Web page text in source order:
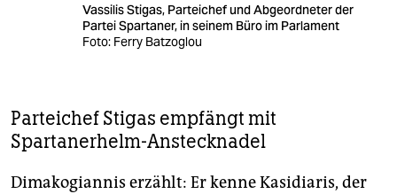
Vassilis Stigas, Parteichef und Abgeordneter der
Partei Spartaner, in seinem Büro im Parlament
Foto: Ferry Batzoglou
Parteichef Stigas empfängt mit
Spartanerhelm-Anstecknadel
Dimakogiannis erzählt: Er kenne Kasidiaris, der